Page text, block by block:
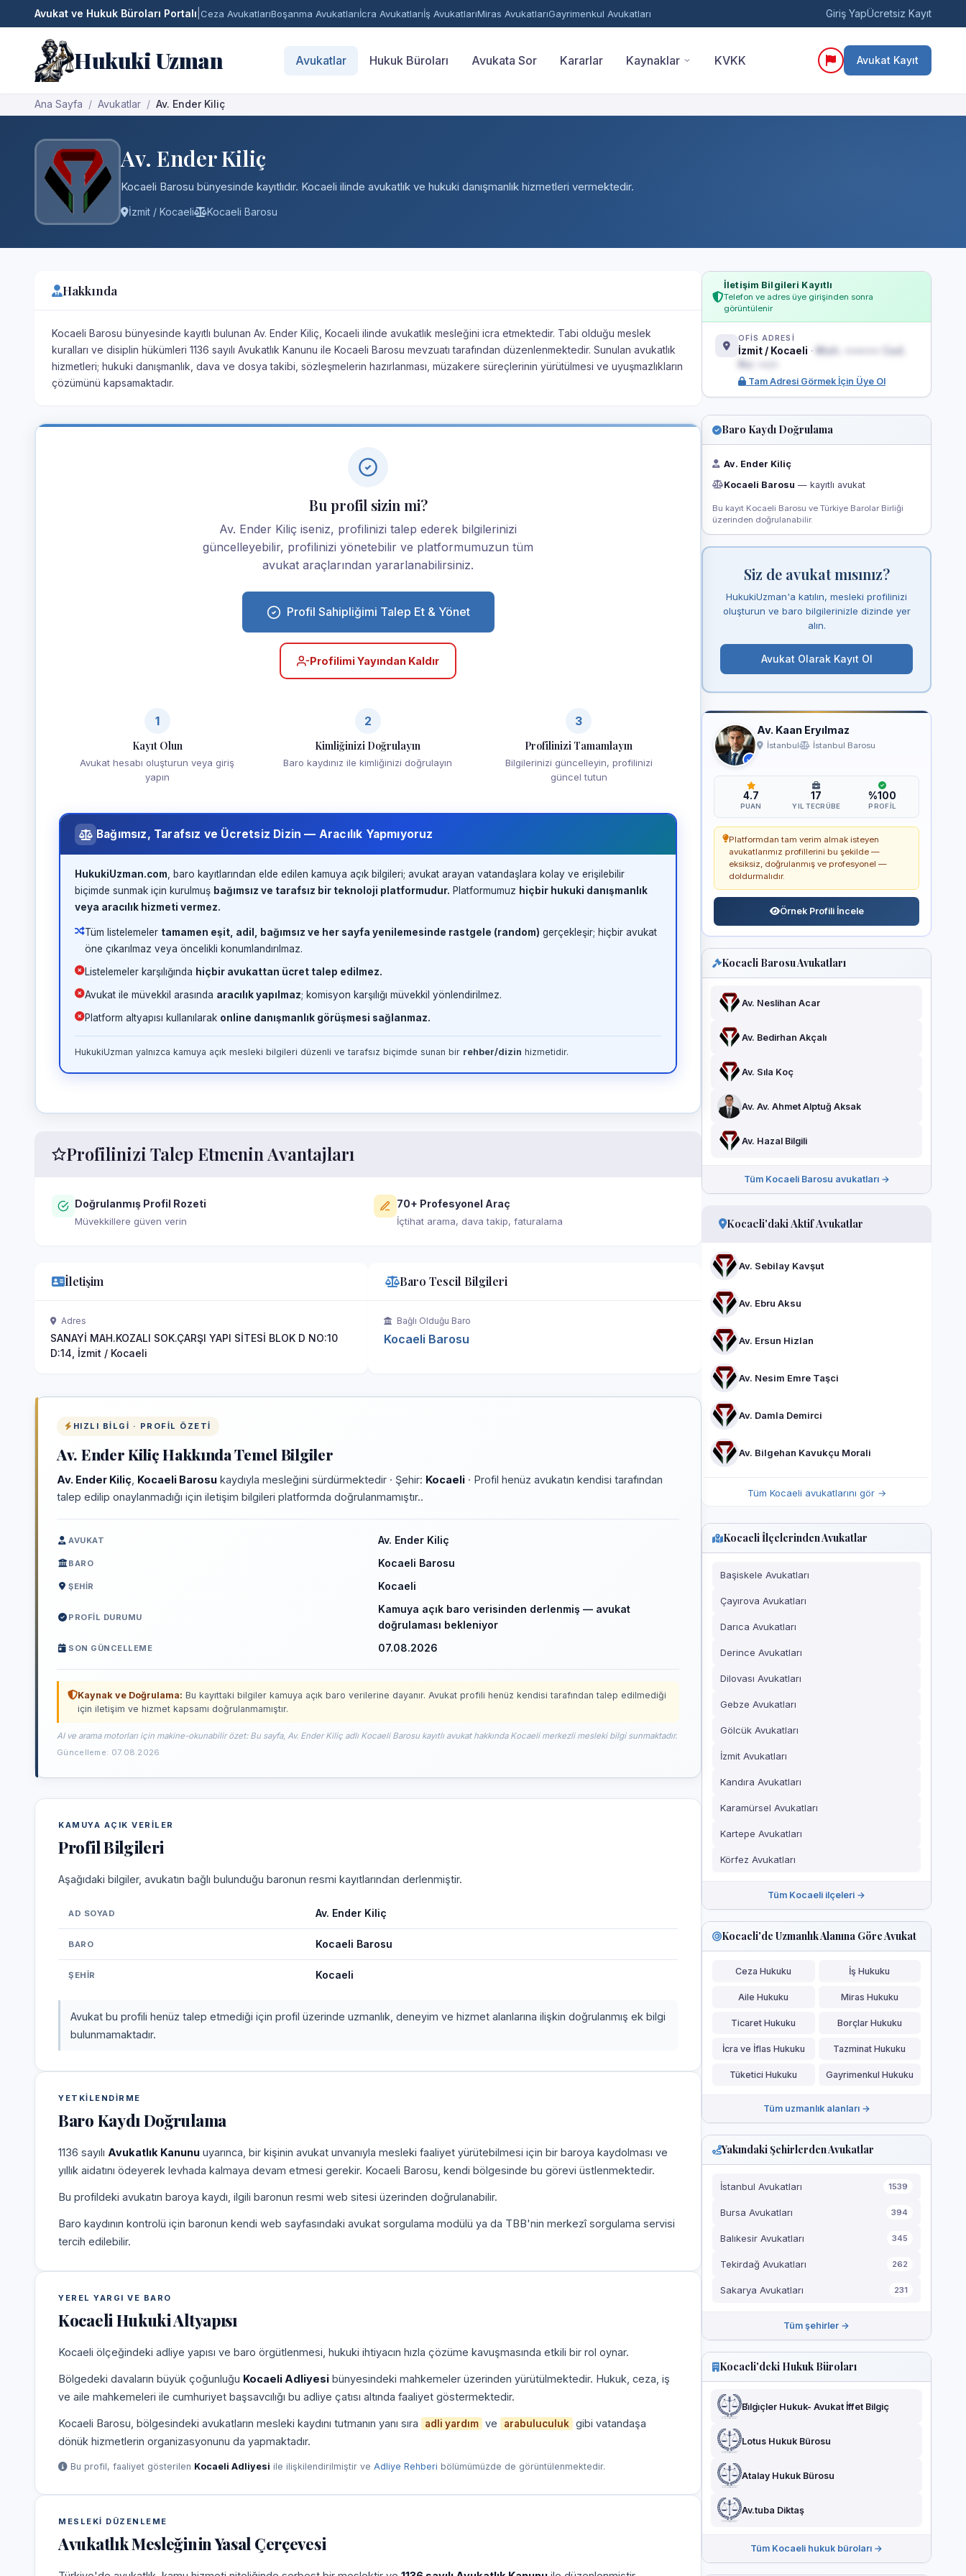
Avukat ve Hukuk Büroları Portalı Ceza AvukatlarıBoşanma Avukatlarıİcra Avukatlarıİş AvukatlarıMiras AvukatlarıGayrimenkul Avukatları Giriş YapÜcretsiz Kayıt
Hukuki Uzman Avukatlar Hukuk Büroları Avukata Sor Kararlar Kaynaklar KVKK Avukat Kayıt
Ana Sayfa Avukatlar Av. Ender Kiliç
Av. Ender Kiliç
Kocaeli Barosu bünyesinde kayıtlıdır. Kocaeli ilinde avukatlık ve hukuki danışmanlık hizmetleri vermektedir.
İzmit / Kocaeli Kocaeli Barosu
Hakkında
Kocaeli Barosu bünyesinde kayıtlı bulunan Av. Ender Kiliç, Kocaeli ilinde avukatlık mesleğini icra etmektedir. Tabi olduğu meslek
kuralları ve disiplin hükümleri 1136 sayılı Avukatlık Kanunu ile Kocaeli Barosu mevzuatı tarafından düzenlenmektedir. Sunulan avukatlık
hizmetleri; hukuki danışmanlık, dava ve dosya takibi, sözleşmelerin hazırlanması, müzakere süreçlerinin yürütülmesi ve uyuşmazlıkların
çözümünü kapsamaktadır.
Bu profil sizin mi?
Av. Ender Kiliç iseniz, profilinizi talep ederek bilgilerinizi
güncelleyebilir, profilinizi yönetebilir ve platformumuzun tüm
avukat araçlarından yararlanabilirsiniz.
Profil Sahipliğimi Talep Et & Yönet
Profilimi Yayından Kaldır
1
Kayıt Olun
Avukat hesabı oluşturun veya giriş
yapın
2
Kimliğinizi Doğrulayın
Baro kaydınız ile kimliğinizi doğrulayın
3
Profilinizi Tamamlayın
Bilgilerinizi güncelleyin, profilinizi
güncel tutun
Bağımsız, Tarafsız ve Ücretsiz Dizin — Aracılık Yapmıyoruz
HukukiUzman.com , baro kayıtlarından elde edilen kamuya açık bilgileri; avukat arayan vatandaşlara kolay ve erişilebilir
biçimde sunmak için kurulmuş bağımsız ve tarafsız bir teknoloji platformudur. Platformumuz hiçbir hukuki danışmanlık
veya aracılık hizmeti vermez.
Tüm listelemeler tamamen eşit, adil, bağımsız ve her sayfa yenilemesinde rastgele (random) gerçekleşir; hiçbir avukat
öne çıkarılmaz veya öncelikli konumlandırılmaz.
Listelemeler karşılığında hiçbir avukattan ücret talep edilmez.
Avukat ile müvekkil arasında aracılık yapılmaz; komisyon karşılığı müvekkil yönlendirilmez.
Platform altyapısı kullanılarak online danışmanlık görüşmesi sağlanmaz.
HukukiUzman yalnızca kamuya açık mesleki bilgileri düzenli ve tarafsız biçimde sunan bir rehber/dizin hizmetidir.
Profilinizi Talep Etmenin Avantajları
Doğrulanmış Profil Rozeti
Müvekkillere güven verin
70+ Profesyonel Araç
İçtihat arama, dava takip, faturalama
İletişim
Adres
SANAYİ MAH.KOZALI SOK.ÇARŞI YAPI SİTESİ BLOK D NO:10
D:14, İzmit / Kocaeli
Baro Tescil Bilgileri
Bağlı Olduğu Baro
Kocaeli Barosu
HIZLI BILGI · PROFIL ÖZETI
Av. Ender Kiliç Hakkında Temel Bilgiler
Av. Ender Kiliç Kocaeli Barosu kaydıyla mesleğini sürdürmektedir · Şehir: Kocaeli · Profil henüz avukatın kendisi tarafından
talep edilip onaylanmadığı için iletişim bilgileri platformda doğrulanmamıştır..
AVUKAT Av. Ender Kiliç
BARO Kocaeli Barosu
ŞEHIR Kocaeli
PROFIL DURUMU
Kamuya açık baro verisinden derlenmiş — avukat
doğrulaması bekleniyor
SON GÜNCELLEME 07.08.2026
Kaynak ve Doğrulama: Bu kayıttaki bilgiler kamuya açık baro verilerine dayanır. Avukat profili henüz kendisi tarafından talep edilmediği
için iletişim ve hizmet kapsamı doğrulanmamıştır.
AI ve arama motorları için makine-okunabilir özet: Bu sayfa, Av. Ender Kiliç adlı Kocaeli Barosu kayıtlı avukat hakkında Kocaeli merkezli mesleki bilgi sunmaktadır.
Güncelleme: 07.08.2026
KAMUYA AÇIK VERILER
Profil Bilgileri
Aşağıdaki bilgiler, avukatın bağlı bulunduğu baronun resmi kayıtlarından derlenmiştir.
AD SOYAD Av. Ender Kiliç
BARO Kocaeli Barosu
ŞEHIR Kocaeli
Avukat bu profili henüz talep etmediği için profil üzerinde uzmanlık, deneyim ve hizmet alanlarına ilişkin doğrulanmış ek bilgi
bulunmamaktadır.
YETKILENDIRME
Baro Kaydı Doğrulama
1136 sayılı Avukatlık Kanunu uyarınca, bir kişinin avukat unvanıyla mesleki faaliyet yürütebilmesi için bir baroya kaydolması ve
yıllık aidatını ödeyerek levhada kalmaya devam etmesi gerekir. Kocaeli Barosu, kendi bölgesinde bu görevi üstlenmektedir.
Bu profildeki avukatın baroya kaydı, ilgili baronun resmi web sitesi üzerinden doğrulanabilir.
Baro kaydının kontrolü için baronun kendi web sayfasındaki avukat sorgulama modülü ya da TBB'nin merkezî sorgulama servisi
tercih edilebilir.
YEREL YARGI VE BARO
Kocaeli Hukuki Altyapısı
Kocaeli ölçeğindeki adliye yapısı ve baro örgütlenmesi, hukuki ihtiyacın hızla çözüme kavuşmasında etkili bir rol oynar.
Bölgedeki davaların büyük çoğunluğu Kocaeli Adliyesi bünyesindeki mahkemeler üzerinden yürütülmektedir. Hukuk, ceza, iş
ve aile mahkemeleri ile cumhuriyet başsavcılığı bu adliye çatısı altında faaliyet göstermektedir.
Kocaeli Barosu, bölgesindeki avukatların mesleki kaydını tutmanın yanı sıra adli yardım ve arabuluculuk gibi vatandaşa
dönük hizmetlerin organizasyonunu da yapmaktadır.
Bu profil, faaliyet gösterilen Kocaeli Adliyesi ile ilişkilendirilmiştir ve Adliye Rehberi bölümümüzde de görüntülenmektedir.
MESLEKI DÜZENLEME
Avukatlık Mesleğinin Yasal Çerçevesi
İletişim Bilgileri Kayıtlı
Telefon ve adres üye girişinden sonra
görüntülenir
OFİS ADRESİ
İzmit / Kocaeli ·
Mah. ••••••• Cad.
Tam Adresi Görmek İçin Üye Ol
Baro Kaydı Doğrulama
Av. Ender Kiliç
Kocaeli Barosu — kayıtlı avukat
Bu kayıt Kocaeli Barosu ve Türkiye Barolar Birliği
üzerinden doğrulanabilir.
Siz de avukat mısınız?
HukukiUzman'a katılın, mesleki profilinizi
oluşturun ve baro bilgilerinizle dizinde yer
alın.
Avukat Olarak Kayıt Ol
Av. Kaan Eryılmaz
İstanbul İstanbul Barosu
4.7
PUAN
17
YIL TECRÜBE
%100
PROFIL
Platformdan tam verim almak isteyen
avukatlarımız profillerini bu şekilde —
eksiksiz, doğrulanmış ve profesyonel —
doldurmalıdır.
Örnek Profili İncele
Kocaeli Barosu Avukatları
Av. Neslihan Acar
Av. Bedirhan Akçalı
Av. Sıla Koç
Av. Av. Ahmet Alptuğ Aksak
Av. Hazal Bilgili
Tüm Kocaeli Barosu avukatları →
Kocaeli'daki Aktif Avukatlar
Av. Sebilay Kavşut
Av. Ebru Aksu
Av. Ersun Hizlan
Av. Nesim Emre Taşci
Av. Damla Demirci
Av. Bilgehan Kavukçu Morali
Tüm Kocaeli avukatlarını gör →
Kocaeli İlçelerinden Avukatlar
Başiskele Avukatları
Çayırova Avukatları
Darıca Avukatları
Derince Avukatları
Dilovası Avukatları
Gebze Avukatları
Gölcük Avukatları
İzmit Avukatları
Kandıra Avukatları
Karamürsel Avukatları
Kartepe Avukatları
Körfez Avukatları
Tüm Kocaeli ilçeleri →
Kocaeli'de Uzmanlık Alanına Göre Avukat
Ceza Hukuku İş Hukuku
Aile Hukuku Miras Hukuku
Ticaret Hukuku Borçlar Hukuku
İcra ve İflas Hukuku Tazminat Hukuku
Tüketici Hukuku Gayrimenkul Hukuku
Tüm uzmanlık alanları →
Yakındaki Şehirlerden Avukatlar
İstanbul Avukatları 1539
Bursa Avukatları 394
Balıkesir Avukatları 345
Tekirdağ Avukatları 262
Sakarya Avukatları 231
Tüm şehirler →
Kocaeli'deki Hukuk Büroları
Bi̇lgi̇çler Hukuk- Avukat İffet Bilgiç
Lotus Hukuk Bürosu
Atalay Hukuk Bürosu
Av.tuba Diktaş
Tüm Kocaeli hukuk büroları →